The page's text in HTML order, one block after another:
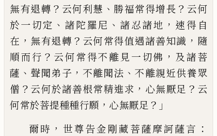
無有退轉 ？ 云何利慧 、 勝福常得增長 ？ 云何
於一切定 、 諸陀羅尼 、 諸忍諸地 ， 速得 自
在 ， 無有退轉 ？ 云何常得值遇諸善知識 ， 隨
順而行 ？ 云何常得不離見一切佛 ， 及諸菩
薩 、 聲聞弟子 ， 不離聞法 、不離親近供養眾
僧 ？ 云何於諸善根常精進求 ， 心無厭足 ？ 云
何常於菩提種種行願 ， 心無厭足 ？」
爾時 ， 世尊告金剛藏菩薩摩訶薩言 ：